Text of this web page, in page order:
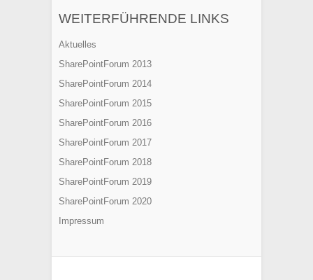
WEITERFÜHRENDE LINKS
Aktuelles
SharePointForum 2013
SharePointForum 2014
SharePointForum 2015
SharePointForum 2016
SharePointForum 2017
SharePointForum 2018
SharePointForum 2019
SharePointForum 2020
Impressum